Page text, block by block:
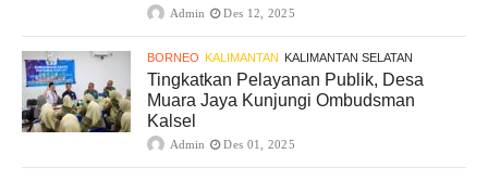
Admin Des 12, 2025
BORNEO KALIMANTAN KALIMANTAN SELATAN
Tingkatkan Pelayanan Publik, Desa
Muara Jaya Kunjungi Ombudsman
Kalsel
Admin Des 01, 2025